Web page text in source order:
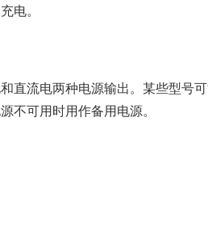
电。
直流电两种电源输出。某些型号
不可用时用作备用电源。